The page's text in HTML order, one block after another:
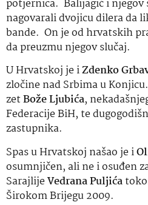
potjernica. Balijagić i njegov
nagovarali dvojicu dilera da
bande. On je od hrvatskih
da preuzmu njegov slučaj.
U Hrvatskoj je iZdenko
zločine nad Srbima u
zetBože Ljubića,
Federacije BiH, te
zastupnika.
Spas u Hrvatskoj našao je i
osumnjičen, ali ne i osuđen
SarajlijeVedrana Puljića
Širokom Brijegu 2009.